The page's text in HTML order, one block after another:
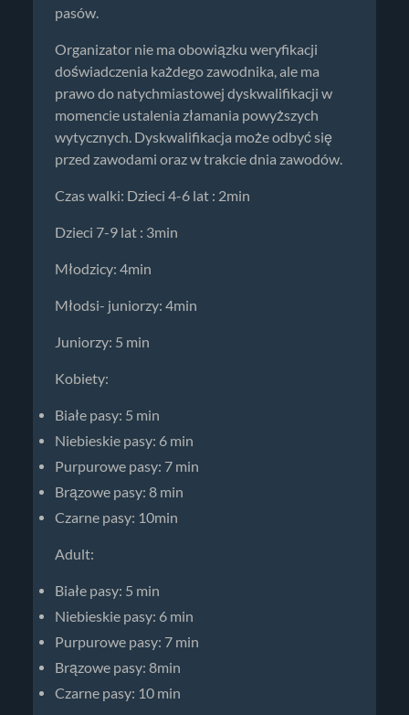
pasów.
Organizator nie ma obowiązku weryfikacji
doświadczenia każdego zawodnika, ale ma
prawo do natychmiastowej dyskwalifikacji w
momencie ustalenia złamania powyższych
wytycznych. Dyskwalifikacja może odbyć się
przed zawodami oraz w trakcie dnia zawodów.
Czas walki: Dzieci 4-6 lat : 2min
Dzieci 7-9 lat : 3min
Młodzicy: 4min
Młodsi- juniorzy: 4min
Juniorzy: 5 min
Kobiety:
Białe pasy: 5 min
Niebieskie pasy: 6 min
Purpurowe pasy: 7 min
Brązowe pasy: 8 min
Czarne pasy: 10min
Adult:
Białe pasy: 5 min
Niebieskie pasy: 6 min
Purpurowe pasy: 7 min
Brązowe pasy: 8min
Czarne pasy: 10 min